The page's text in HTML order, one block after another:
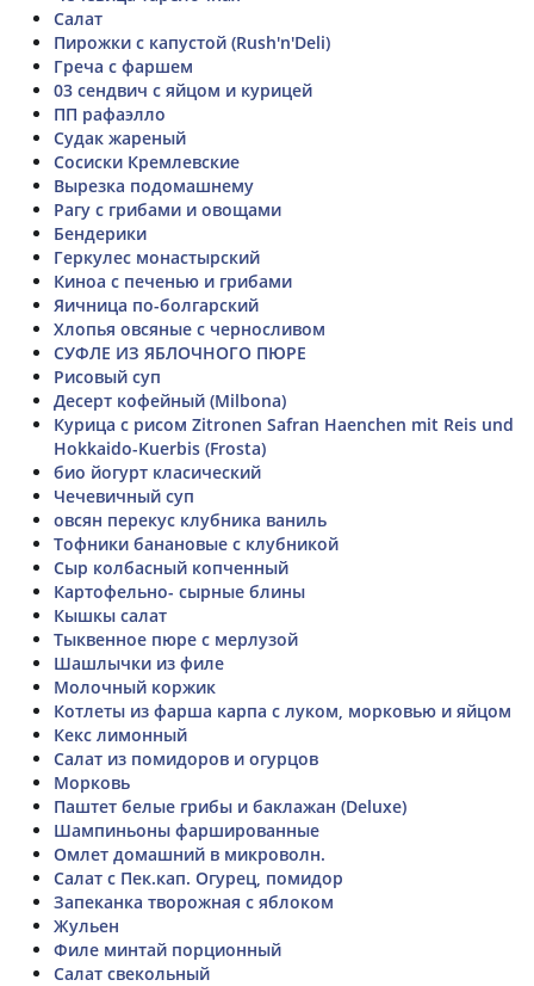
Салат
Пирожки с капустой (Rush'n'Deli)
Греча с фаршем
03 сендвич с яйцом и курицей
ПП рафаэлло
Судак жареный
Сосиски Кремлевские
Вырезка подомашнему
Рагу с грибами и овощами
Бендерики
Геркулес монастырский
Киноа с печенью и грибами
Яичница по-болгарский
Хлопья овсяные с черносливом
СУФЛЕ ИЗ ЯБЛОЧНОГО ПЮРЕ
Рисовый суп
Десерт кофейный (Milbona)
Курица с рисом Zitronen Safran Haenchen mit Reis und
Hokkaido-Kuerbis (Frosta)
био йогурт класический
Чечевичный суп
овсян перекус клубника ваниль
Тофники банановые с клубникой
Сыр колбасный копченный
Картофельно- сырные блины
Кышкы салат
Тыквенное пюре с мерлузой
Шашлычки из филе
Молочный коржик
Котлеты из фарша карпа с луком, морковью и яйцом
Кекс лимонный
Салат из помидоров и огурцов
Морковь
Паштет белые грибы и баклажан (Deluxe)
Шампиньоны фаршированные
Омлет домашний в микроволн.
Салат с Пек.кап. Огурец, помидор
Запеканка творожная с яблоком
Жульен
Филе минтай порционный
Салат свекольный